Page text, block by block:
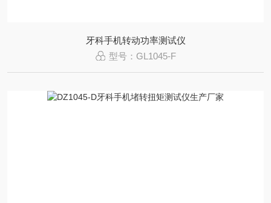
牙科手机转动功率测试仪
型号：GL1045-F